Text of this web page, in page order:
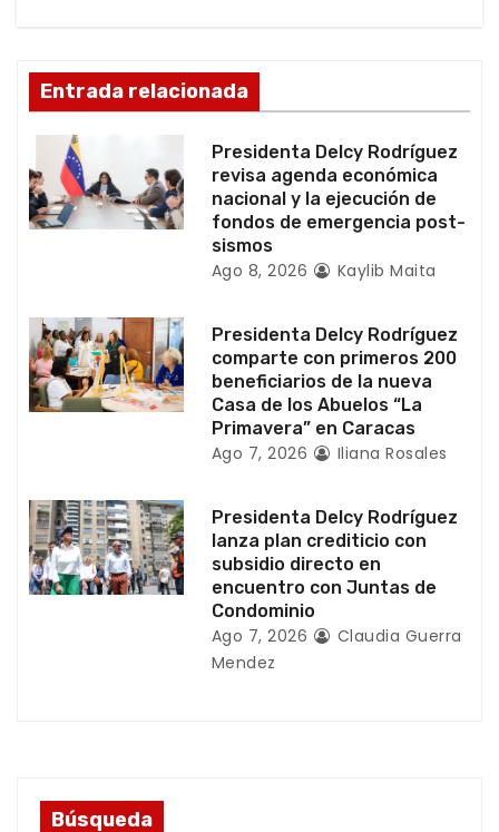
d
e
e
n
r
a
d
s
Entrada relacionada
Presidenta Delcy Rodríguez
revisa agenda económica
nacional y la ejecución de
fondos de emergencia post-
sismos
Ago 8, 2026 Kaylib Maita
Presidenta Delcy Rodríguez
comparte con primeros 200
beneficiarios de la nueva
Casa de los Abuelos “La
Primavera” en Caracas
Ago 7, 2026 Iliana Rosales
Presidenta Delcy Rodríguez
lanza plan crediticio con
subsidio directo en
encuentro con Juntas de
Condominio
Ago 7, 2026
Claudia Guerra
Mendez
Búsqueda